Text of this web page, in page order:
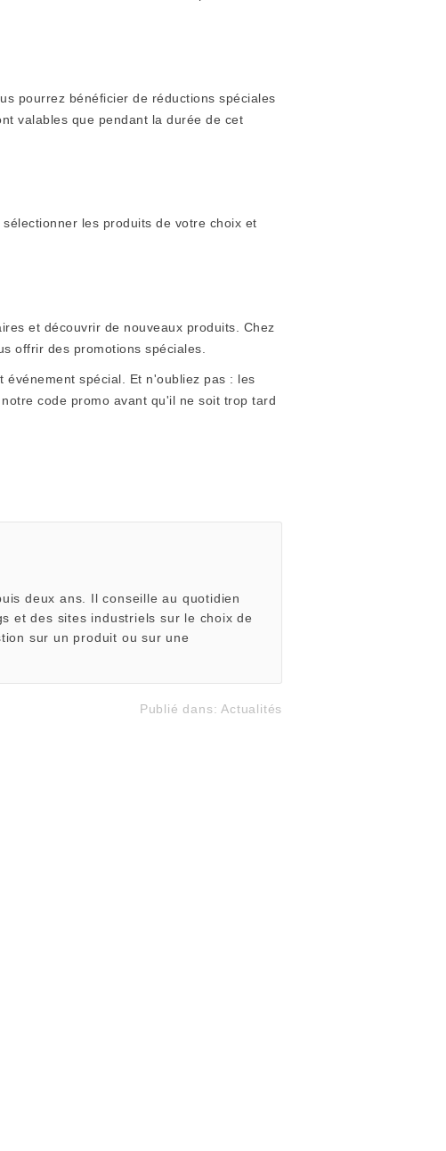
pourrez bénéficier de réductions spéciales
valables que pendant la durée de cet
les produits de votre choix et
et découvrir de nouveaux produits. Chez
offrir des promotions spéciales.
spécial. Et n'oubliez pas : les
code promo avant qu'il ne soit trop tard
deux ans. Il conseille au quotidien
et des sites industriels sur le choix de
sur un produit ou sur une
Publié dans:Actualités